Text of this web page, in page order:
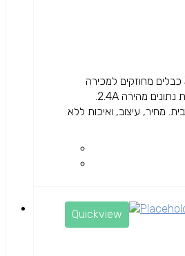
סטנד 30 כבלים מחוזקים למכירה
מהירה. תומכים העברת נתונים מהירה 2.4A.
מחיר, עיצוב, ואיכות ללא
Quickview